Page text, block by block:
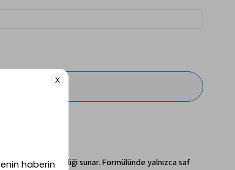
tazeliği ve sadeliği sunar. Formülünde yalnızca saf